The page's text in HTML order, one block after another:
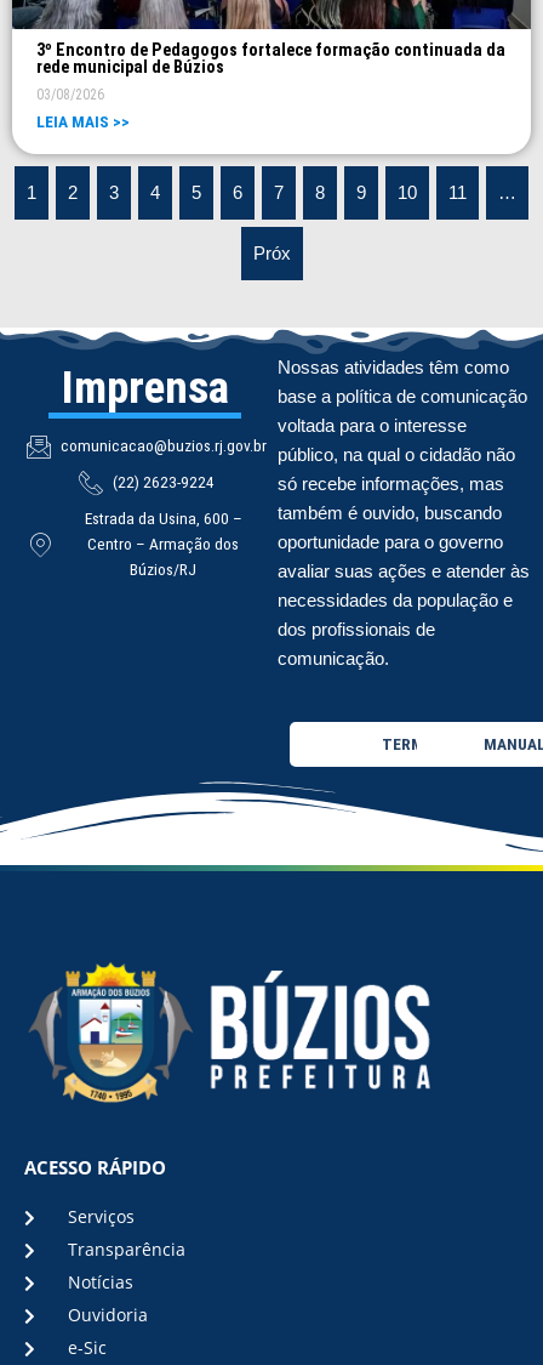
3º Encontro de Pedagogos fortalece formação continuada da
rede municipal de Búzios
03/08/2026
LEIA MAIS >>
1 2 3 4 5 6 7 8 9 10 11 …
Próx
Imprensa
comunicacao@buzios.rj.gov.br
(22) 2623-9224
Estrada da Usina, 600 –
Centro – Armação dos
Búzios/RJ
Nossas atividades têm como
base a política de comunicação
voltada para o interesse
público, na qual o cidadão não
só recebe informações, mas
também é ouvido, buscando
oportunidade para o governo
avaliar suas ações e atender às
necessidades da população e
dos profissionais de
comunicação.
TERMO DE USO
ACESSO RÁPIDO
Serviços
Transparência
Notícias
Ouvidoria
e-Sic